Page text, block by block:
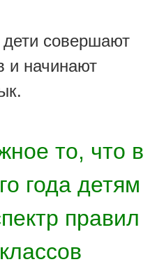
совершают
и начинают
то, что в
года детям
правил